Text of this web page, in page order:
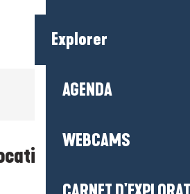
Explorer
AGENDA
WEBCAMS
de kayak et